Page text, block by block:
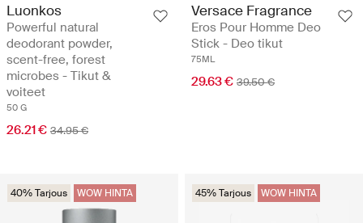
Luonkos
Powerful natural
deodorant powder,
scent-free, forest
microbes - Tikut &
voiteet
50 G
26.21 € 34.95 €
Versace Fragrance
Eros Pour Homme Deo
Stick - Deo tikut
75ML
29.63 € 39.50 €
40% Tarjous WOW HINTA 45% Tarjous WOW HINTA